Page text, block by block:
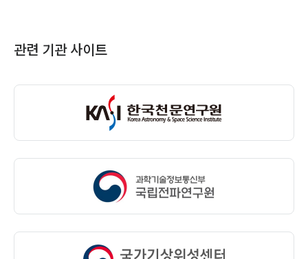
관련 기관 사이트